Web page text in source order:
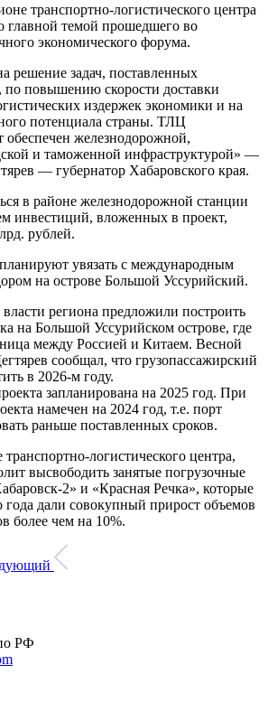
транспортно-логистического центра
главной темой прошедшего во
экономического форума.
решение задач, поставленных
по повышению скорости доставки
издержек экономики и на
потенциала страны. ТЛЦ
обеспечен железнодорожной,
и таможенной инфраструктурой» —
— губернатор Хабаровского края.
в районе железнодорожной станции
инвестиций, вложенных в проект,
рублей.
увязать с международным
на острове Большой Уссурийский.
региона предложили построить
на Большой Уссурийском острове, где
между Россией и Китаем. Весной
сообщал, что грузопассажирский
в 2026-м году.
запланирована на 2025 год. При
намечен на 2024 год, т.е. порт
раньше поставленных сроков.
логистического центра,
высвободить занятые погрузочные
2» и «Красная Речка», которые
года дали совокупный прирост объемов
более чем на 10%.
РФ